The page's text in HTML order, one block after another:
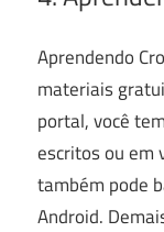
Aprendendo
materiais
portal, você
escritos ou em
também pode
Android.